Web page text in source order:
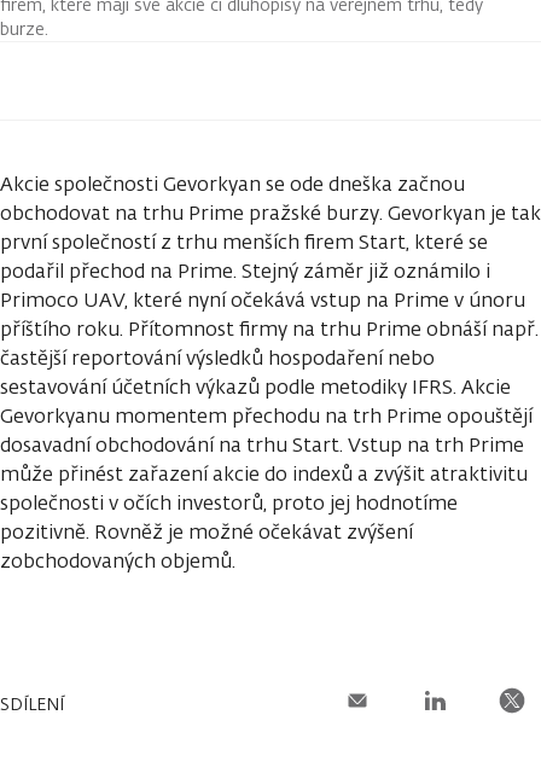
burze.
Akcie společnosti Gevorkyan se ode dneška začnou
obchodovat na trhu Prime pražské burzy. Gevorkyan je tak
první společností z trhu menších firem Start, které se
podařil přechod na Prime. Stejný záměr již oznámilo i
Primoco UAV, které nyní očekává vstup na Prime v únoru
příštího roku. Přítomnost firmy na trhu Prime obnáší např.
častější reportování výsledků hospodaření nebo
sestavování účetních výkazů podle metodiky IFRS. Akcie
Gevorkyanu momentem přechodu na trh Prime opouštějí
dosavadní obchodování na trhu Start. Vstup na trh Prime
může přinést zařazení akcie do indexů a zvýšit atraktivitu
společnosti v očích investorů, proto jej hodnotíme
pozitivně. Rovněž je možné očekávat zvýšení
zobchodovaných objemů.
SDÍLENÍ